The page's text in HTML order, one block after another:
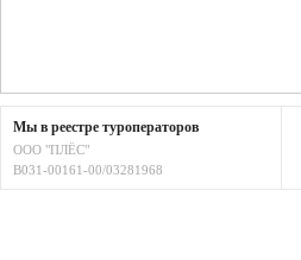
Мы в реестре туроператоров
ООО "ПЛЁС"
В031-00161-00/03281968